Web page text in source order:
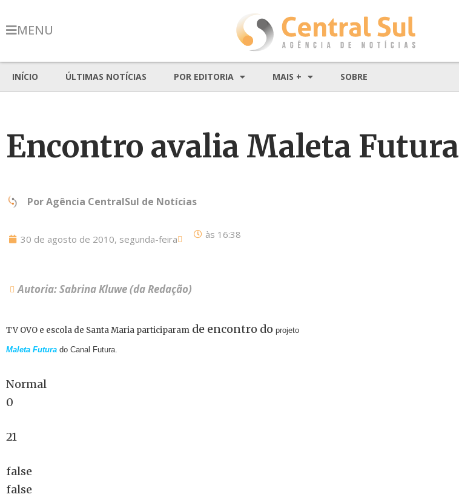
MENU
INÍCIO ÚLTIMAS NOTÍCIAS POR EDITORIA MAIS + SOBRE
Encontro avalia Maleta Futura
PorAgência CentralSul de Notícias
30 de agosto de 2010, segunda-feira às 16:38
Autoria: Sabrina Kluwe (da Redação)
TV OVO e escola de Santa Maria participaram de encontro do projeto
Maleta Futura do Canal Futura.
Normal
0
21
false
false